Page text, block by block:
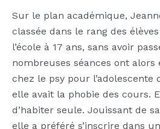
Sur le plan académique,
classée dans le rang des
l’école à 17 ans, sans avoir
nombreuses séances ont alors
chez le psy pour l’adolescente
elle avait la phobie des cours.
d’habiter seule. Jouissant de
elle a préféré s’inscrire dans